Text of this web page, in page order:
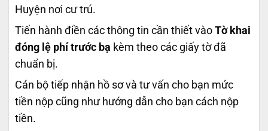
Huyện nơi cư trú.
Tiến hành điền các thông tin cần thiết vào Tờ khai
đóng lệ phí trước bạ kèm theo các giấy tờ đã
chuẩn bị.
Cán bộ tiếp nhận hồ sơ và tư vấn cho bạn mức
tiền nộp cũng như hướng dẫn cho bạn cách nộp
tiền.